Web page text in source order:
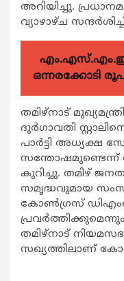
അറിയിച്ചു.
വ്യാഴാഴ്ച
ഒന്നരക്കോടി
തമിഴ്നാട്
ദുര്‍ഗാവതി
പാര്‍ട്ടി അധ്യക്ഷ
സന്തോഷമുണ്ടെന്ന്
കുറിച്ചു. തമിഴ്
സമൃദ്ധവുമായ
കോണ്‍ഗ്രസ്
തമിഴ്നാട്
സഖ്യത്തിലാണ്